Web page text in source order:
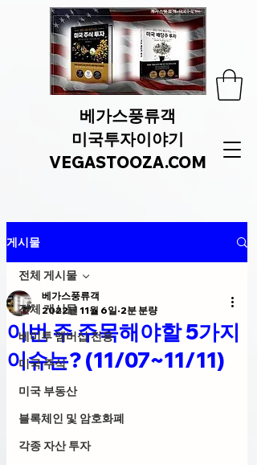
베가스풍류객
미국투자이야기
VEGASTOOZA.COM
게시물
전체 게시물
베미투 멤버십 전용
미국 주식
미국 부동산
블록체인 및 암호화폐
각종 자산 투자
전체 게시물
이번 주 주목해야할 5가지
이슈는? (11/07~11/11)
베가스풍류객
2022년 11월 6일 2분 분량